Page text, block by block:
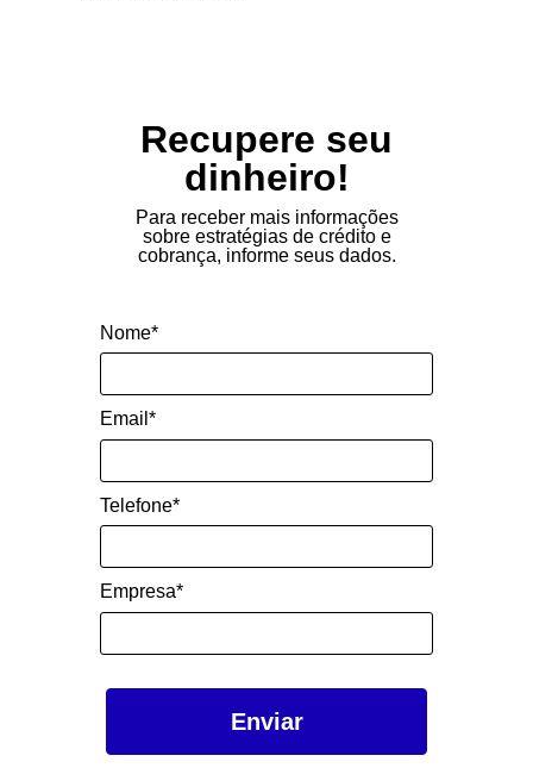
Recupere seu
dinheiro!
Para receber mais informações
sobre estratégias de crédito e
cobrança, informe seus dados.
Nome*
Email*
Telefone*
Empresa*
Enviar